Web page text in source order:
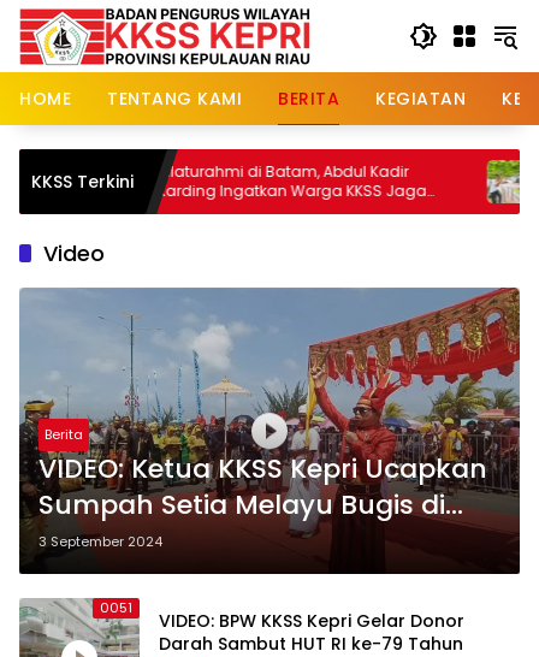
Skip
content
HOME
TENTANG KAMI BERITA KEGIATAN
KKSS TerkiniSilaturahmi di Batam, Abdul Kadir
Karding Ingatkan Warga KKSS Jaga
Warisan Leluhur
Ketua
Video
Berita
VIDEO: Ketua KKSS Kepri Ucapkan
Sumpah Setia Melayu Bugis di
Pawai Budaya Nusantara
3 September 2024
0051
VIDEO: BPW KKSS Kepri Gelar Donor
Darah Sambut HUT RI ke-79 Tahun